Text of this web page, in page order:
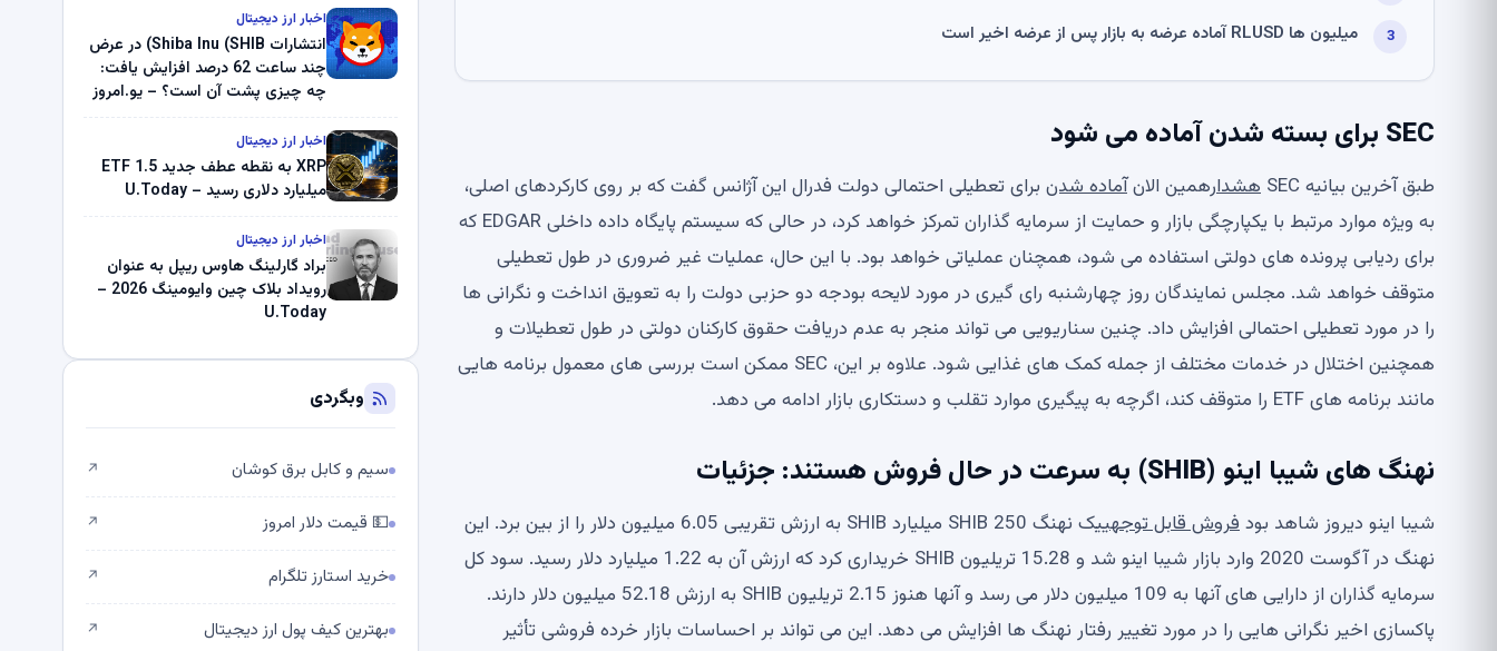
میلیون ها RLUSD آماده عرضه به بازار پس از عرضه اخیر است
SEC برای بسته شدن آماده می شود
طبق آخرین بیانیه SEC هشدارهمین الانآماده شدن برای تعطیلی احتمالی دولت فدرال این آژانس گفت که بر روی کارکردهای اصلی،
به ویژه موارد مرتبط با یکپارچگی بازار و حمایت از سرمایه گذاران تمرکز خواهد کرد، در حالی که سیستم پایگاه داده داخلی EDGAR که
برای ردیابی پرونده های دولتی استفاده می شود، همچنان عملیاتی خواهد بود. با این حال، عملیات غیر ضروری در طول تعطیلی
متوقف خواهد شد. مجلس نمایندگان روز چهارشنبه رای گیری در مورد لایحه بودجه دو حزبی دولت را به تعویق انداخت و نگرانی ها
را در مورد تعطیلی احتمالی افزایش داد. چنین سناریویی می تواند منجر به عدم دریافت حقوق کارکنان دولتی در طول تعطیلات و
همچنین اختلال در خدمات مختلف از جمله کمک های غذایی شود. علاوه بر این، SEC ممکن است بررسی های معمول برنامه هایی
مانند برنامه های ETF را متوقف کند، اگرچه به پیگیری موارد تقلب و دستکاری بازار ادامه می دهد.
نهنگ های شیبا اینو (SHIB) به سرعت در حال فروش هستند: جزئیات
شیبا اینو دیروز شاهد بودفروش قابل توجهی
یک نهنگ SHIB 250 میلیارد SHIB به ارزش تقریبی 6.05 میلیون دلار را از بین برد. این
نهنگ در آگوست 2020 وارد بازار شیبا اینو شد و 15.28 تریلیون SHIB خریداری کرد که ارزش آن به 1.22 میلیارد دلار رسید. سود کل
سرمایه گذاران از دارایی های آنها به 109 میلیون دلار می رسد و آنها هنوز 2.15 تریلیون SHIB به ارزش 52.18 میلیون دلار دارند.
پاکسازی اخیر نگرانی هایی را در مورد تغییر رفتار نهنگ ها افزایش می دهد. این می تواند بر احساسات بازار خرده فروشی تأثیر
میلیون دلار U-Turn در بیت کوین را
ثبت کرد – گزارش کریپتو صبح –
U.Today
اخبار ارز دیجیتال
انتشارات Shiba Inu (SHIB) در عرض
چند ساعت 62 درصد افزایش یافت:
چه چیزی پشت آن است؟ – یو.امروز
اخبار ارز دیجیتال
XRP به نقطه عطف جدید ETF 1.5
میلیارد دلاری رسید – U.Today
اخبار ارز دیجیتال
براد گارلینگ هاوس ریپل به عنوان
رویداد بلاک چین وایومینگ 2026 –
U.Today
وبگردی
سیم و کابل برق کوشان ↗
💵 قیمت دلار امروز ↗
خرید استارز تلگرام ↗
بهترین کیف پول ارز دیجیتال ↗